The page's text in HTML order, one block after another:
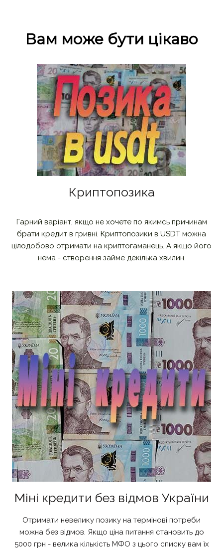
Вам може бути цікаво
Криптопозика
Гарний варіант, якщо не хочете по якимсь причинам
брати кредит в гривні. Криптопозики в USDT можна
цілодобово отримати на криптогаманець. А якщо його
нема - створення займе декілька хвилин.
Міні кредити без відмов України
Отримати невелику позику на термінові потреби
можна без відмов. Якщо ціна питання становить до
5000 грн - велика кількість МФО з цього списку вам їх